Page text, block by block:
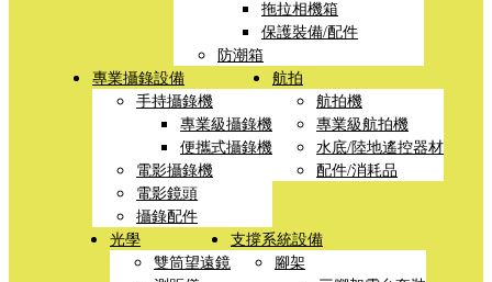
拖拉相機箱
保護裝備/配件
防潮箱
專業攝錄設備
手持攝錄機
專業級攝錄機
便攜式攝錄機
電影攝錄機
電影鏡頭
攝錄配件
航拍
航拍機
專業級航拍機
水底/陸地遙控器材
配件/消耗品
光學
雙筒望遠鏡
支撐系統設備
腳架